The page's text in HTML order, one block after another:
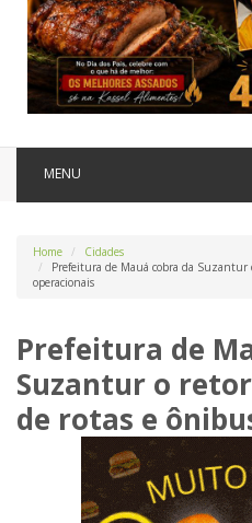
MENU
Home
Cidades
Prefeitura de Mauá cobra da
operacionais
Prefeitura de
Suzantur o
de rotas e